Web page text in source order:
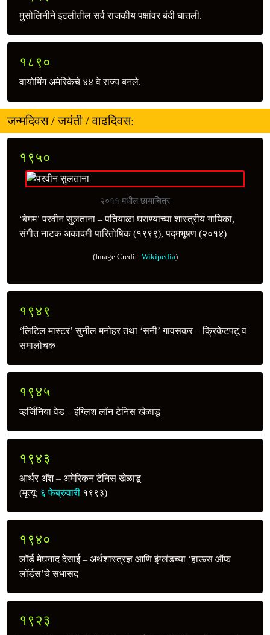
मुसोलिनीने इटलीतील सर्व राजकीय पक्षांवर बंदी घातली.
१८९०
वायोमिंग अमेरिकेचे ४४ वे राज्य बनले.
जन्मदिवस / जयंती / वाढदिवस:
१९५०
२०११ मधील छायाचित्र
‘बेगम’ परवीन सुलताना – पतियाळा घराण्याच्या शास्त्रीय गायिका,
संगीत नाटक अकादमी पारितोषिक (१९९९), पद्मभूषण (२०१४)
(Image Credit: Wikipedia)
१९४९
‘लिटिल मास्टर’ सुनील मनोहर तथा ‘सनी’ गावसकर – क्रिकेटपटू व
समालोचक
१९४५
व्हर्जिनिया वेड – इंग्लिश लॉन टेनिस खेळाडू
१९४३
आर्थर अ‍ॅश – अमेरिकन टेनिस खेळाडू
(मृत्यू: ६ फेब्रुवारी १९९३)
१९४०
लॉर्ड मेघनाद देसाई – अर्थशास्त्रज्ञ आणि इंग्लंडच्या ‘हाऊस ऑफ
लॉर्डस’चे सभासद
१९२३